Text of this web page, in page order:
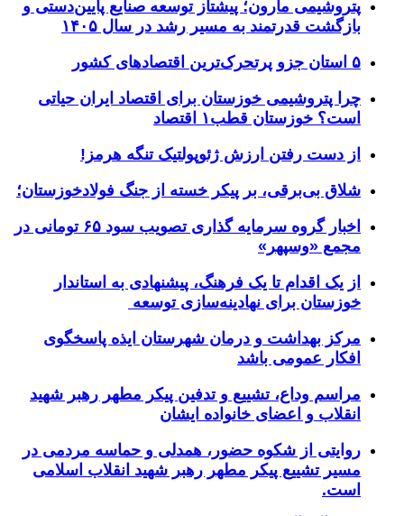
پتروشیمی مارون؛ پیشتاز توسعه صنایع پایین‌دستی و
بازگشت قدرتمند به مسیر رشد در سال ۱۴۰۵
۵ استان جزو پرتحرک‌ترین اقتصاد‌های کشور
چرا پتروشیمی خوزستان برای اقتصاد ایران حیاتی
است؟ خوزستان قطب۱ اقتصاد
از دست رفتن ارزش ژئوپولتیک تنگه هرمز!
شلاق‌ بی‌برقی، بر پیکر خسته‌ از جنگ فولادخوزستان؛
اخبار گروه سرمایه گذاری تصویب سود ۶۵ تومانی در
مجمع «وسپهر»
از یک اقدام تا یک فرهنگ، پیشنهادی به استاندار
خوزستان برای نهادینه‌سازی توسعه
مرکز بهداشت و درمان شهرستان ایذه پاسخگوی
افکار عمومی باشد
مراسم وداع، تشییع و تدفین پیکر مطهر رهبر شهید
انقلاب و اعضای خانواده ایشان
روایتی از شکوه حضور، همدلی و حماسه مردمی در
مسیر تشییع پیکر مطهر رهبر شهید انقلاب اسلامی
است.